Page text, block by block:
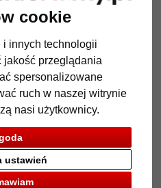
cookie
innych technologii
jakość przeglądania
spersonalizowane
ruch w naszej witrynie
nasi użytkownicy.
ustawień
zdjęcia Lund,
cm